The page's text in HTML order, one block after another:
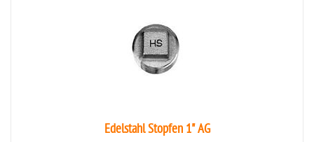
Edelstahl Stopfen 1" AG